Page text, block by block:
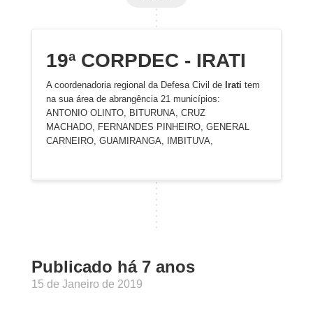
19ª CORPDEC - IRATI
A coordenadoria regional da Defesa Civil de Irati tem
na sua área de abrangência 21 municípios:
ANTONIO OLINTO, BITURUNA, CRUZ
MACHADO, FERNANDES PINHEIRO, GENERAL
CARNEIRO, GUAMIRANGA, IMBITUVA,
Publicado há 7 anos
15 de Janeiro de 2019